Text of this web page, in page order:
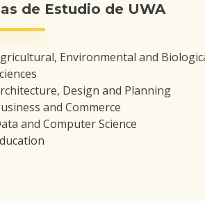
de Estudio de UWA
Environmental and
Design and Planning
and Commerce
and Computer Science